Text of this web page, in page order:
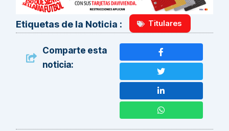
Etiquetas de la Noticia : Titulares
Comparte esta
noticia: